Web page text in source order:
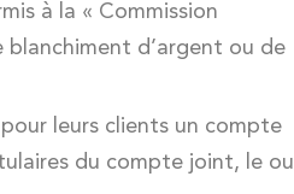
à la « Commission
blanchiment d’argent ou de
leurs clients un compte
du compte joint, le ou